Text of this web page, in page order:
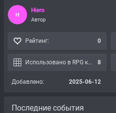
H
Hiero
Автор
Рейтинг: 0
Использовано в RPG картах: 8
Добавлено: 2025-06-12
Последние события